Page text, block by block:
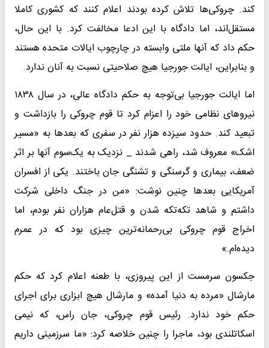
کند. چروکی‌ها تلاش کرده بودند اعلام کنند که کشوری کاملا
مستقل‌اند، اما دادگاه با این ادعا مخالفت کرد. با این حال،
حکم داد که آنها ملتی وابسته در چارچوب ایالات متحده هستند
و بنابراین، ایالت جورجیا هیچ صلاحیتی نسبت به آنان ندارد.
اما ایالت جورجیا بی‌توجه به حکم دادگاه عالی، در سال ۱۸۳۸
نیرو‌های نظامی خود را اعزام کرد تا قوم چروکی را بازداشت و
تبعید کند. حدود سیزده هزار نفر در سفری که بعد‌ها به «مسیر
اشک» معروف شد، راهی شدند _ نزدیک به یک‌سوم آنها بر اثر
ضعف، بیماری و گرسنگی و تشنگی جان باختند. یکی از افسران
آمریکایی بعد‌ها چنین نوشت: «من در جنگ داخلی شرکت
داشتم و شاهد تکه‌تکه شدن و قتل‌عام هزاران نفر بودم، اما
اخراج قوم چروکی بی‌رحمانه‌ترین چیزی بود که در عمرم
دیده‌ام.»
جکسون سرمست از این پیروزی، با طعنه اعلام کرد که حکم
مارشال «مرده به دنیا آمده» و مارشال هیچ ابزاری برای اجرای
حکم خود ندارد. رئیس قوم چروکی، جان راس، که نیمی
اسکاتلندی بود، ماجرا را چنین خلاصه کرد: «ما سرزمینی داریم